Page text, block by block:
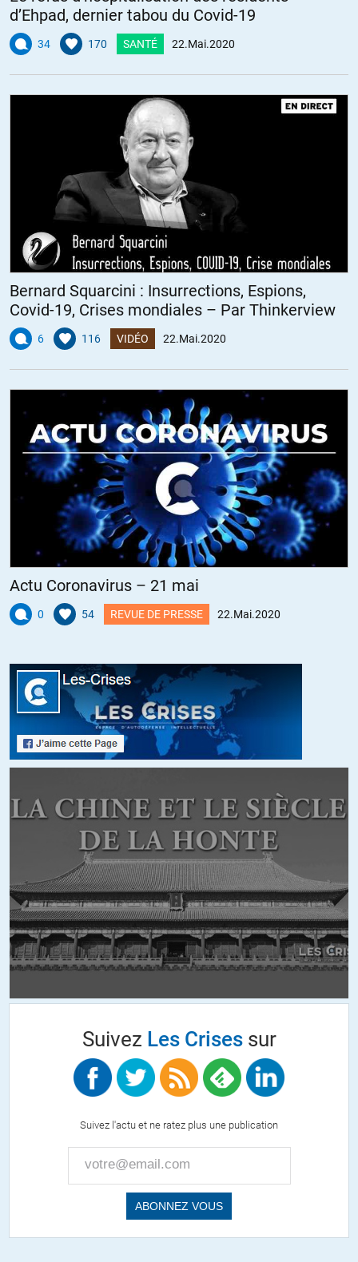
d’Ehpad, dernier tabou du Covid-19
34 170 SANTÉ 22.Mai.2020
Bernard Squarcini : Insurrections, Espions,
Covid-19, Crises mondiales – Par Thinkerview
6 116 VIDÉO 22.Mai.2020
Actu Coronavirus – 21 mai
0 54 REVUE DE PRESSE 22.Mai.2020
Suivez Les Crisessur
Suivez l'actu et ne ratez plus une publication